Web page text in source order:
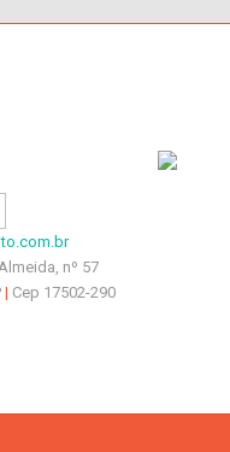
nº 57
| Cep 17502-290